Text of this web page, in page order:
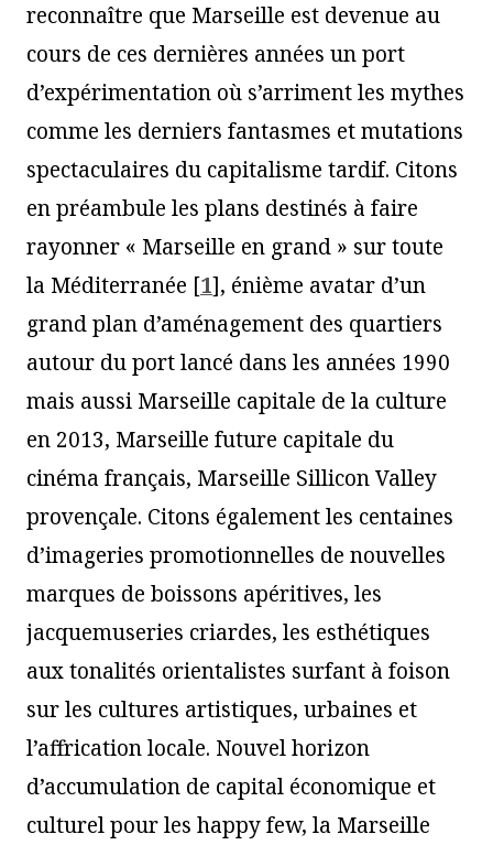
reconnaître que Marseille est devenue au
cours de ces dernières années un port
d’expérimentation où s’arriment les mythes
comme les derniers fantasmes et mutations
spectaculaires du capitalisme tardif. Citons
en préambule les plans destinés à faire
rayonner « Marseille en grand » sur toute
la Méditerranée [1], énième avatar d’un
grand plan d’aménagement des quartiers
autour du port lancé dans les années 1990
mais aussi Marseille capitale de la culture
en 2013, Marseille future capitale du
cinéma français, Marseille Sillicon Valley
provençale. Citons également les centaines
d’imageries promotionnelles de nouvelles
marques de boissons apéritives, les
jacquemuseries criardes, les esthétiques
aux tonalités orientalistes surfant à foison
sur les cultures artistiques, urbaines et
l’affrication locale. Nouvel horizon
d’accumulation de capital économique et
culturel pour les happy few, la Marseille